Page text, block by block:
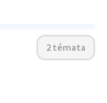
2 témata